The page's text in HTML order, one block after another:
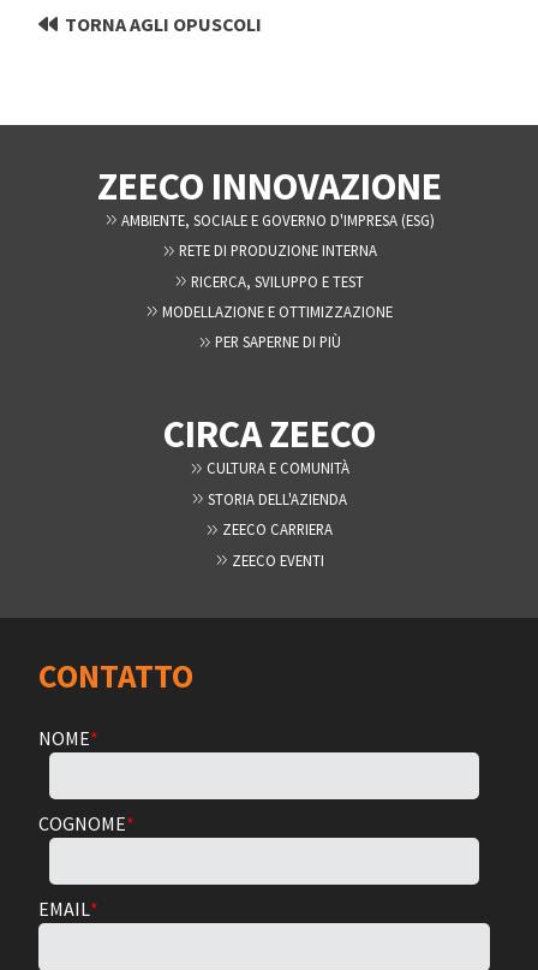
TORNA AGLI OPUSCOLI
ZEECO INNOVAZIONE
AMBIENTE, SOCIALE E GOVERNO D'IMPRESA (ESG)
RETE DI PRODUZIONE INTERNA
RICERCA, SVILUPPO E TEST
MODELLAZIONE E OTTIMIZZAZIONE
PER SAPERNE DI PIÙ
CIRCA ZEECO
CULTURA E COMUNITÀ
STORIA DELL'AZIENDA
ZEECO CARRIERA
ZEECO EVENTI
CONTATTO
NOME*
COGNOME*
EMAIL*